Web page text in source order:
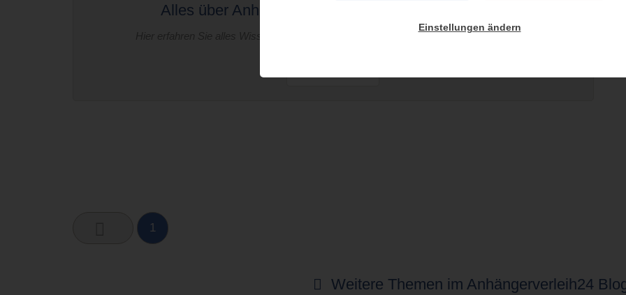
Alles über Anhänger Hersteller | Anhängerverleih24
Hier erfahren Sie alles Wissenswerte über Anhänger Hersteller ⭐ Anhängerverleih24 ✔️
1
Weitere Themen im Anhängerverleih24
Einstellungen ändern